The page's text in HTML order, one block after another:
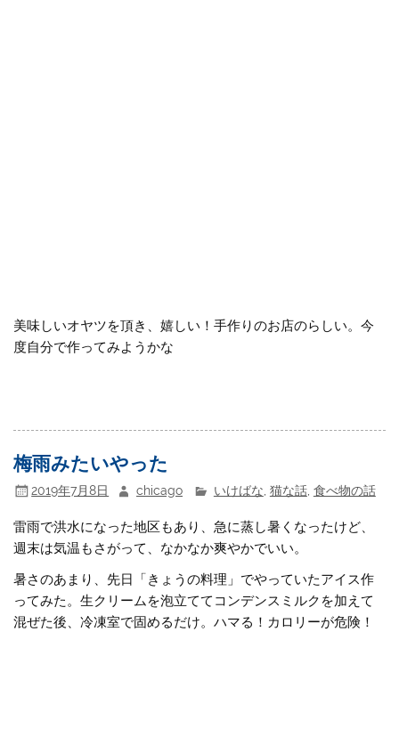
美味しいオヤツを頂き、嬉しい！手作りのお店のらしい。今
度自分で作ってみようかな
梅雨みたいやった
2019年7月8日 chicago いけばな 猫な話, 食べ物の話
雷雨で洪水になった地区もあり、急に蒸し暑くなったけど、
週末は気温もさがって、なかなか爽やかでいい。
暑さのあまり、先日「きょうの料理」でやっていたアイス作
ってみた。生クリームを泡立ててコンデンスミルクを加えて
混ぜた後、冷凍室で固めるだけ。ハマる！カロリーが危険！